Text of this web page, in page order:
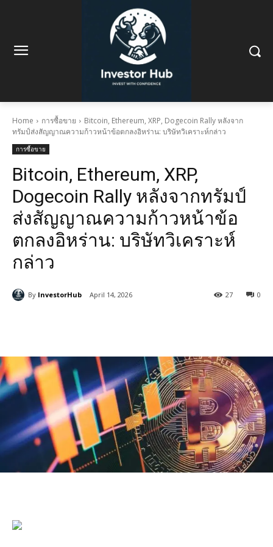
Home การซื้อขาย
Bitcoin, Ethereum, XRP, Dogecoin Rally หลังจาก
ทรัมป์ส่งสัญญาณความก้าวหน้าข้อตกลงอิหร่าน: บริษัทวิเคราะห์กล่าว
การซื้อขาย
Bitcoin, Ethereum, XRP,
Dogecoin Rally หลังจากทรัมป์
ส่งสัญญาณความก้าวหน้าข้อ
ตกลงอิหร่าน: บริษัทวิเคราะห์
กล่าว
By InvestorHub April 14, 2026 0
27